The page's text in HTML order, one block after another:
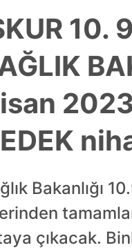
10.
Bakanlığı
çıkacak.